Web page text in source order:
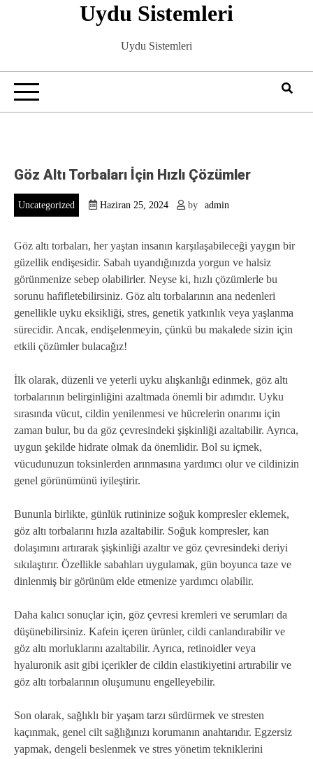
Uydu Sistemleri
Uydu Sistemleri
Göz Altı Torbaları İçin Hızlı Çözümler
Uncategorized Haziran 25, 2024 by admin
Göz altı torbaları, her yaştan insanın karşılaşabileceği yaygın bir
güzellik endişesidir. Sabah uyandığınızda yorgun ve halsiz
görünmenize sebep olabilirler. Neyse ki, hızlı çözümlerle bu
sorunu hafifletebilirsiniz. Göz altı torbalarının ana nedenleri
genellikle uyku eksikliği, stres, genetik yatkınlık veya yaşlanma
sürecidir. Ancak, endişelenmeyin, çünkü bu makalede sizin için
etkili çözümler bulacağız!
İlk olarak, düzenli ve yeterli uyku alışkanlığı edinmek, göz altı
torbalarının belirginliğini azaltmada önemli bir adımdır. Uyku
sırasında vücut, cildin yenilenmesi ve hücrelerin onarımı için
zaman bulur, bu da göz çevresindeki şişkinliği azaltabilir. Ayrıca,
uygun şekilde hidrate olmak da önemlidir. Bol su içmek,
vücudunuzun toksinlerden arınmasına yardımcı olur ve cildinizin
genel görünümünü iyileştirir.
Bununla birlikte, günlük rutininize soğuk kompresler eklemek,
göz altı torbalarını hızla azaltabilir. Soğuk kompresler, kan
dolaşımını artırarak şişkinliği azaltır ve göz çevresindeki deriyi
sıkılaştırır. Özellikle sabahları uygulamak, gün boyunca taze ve
dinlenmiş bir görünüm elde etmenize yardımcı olabilir.
Daha kalıcı sonuçlar için, göz çevresi kremleri ve serumları da
düşünebilirsiniz. Kafein içeren ürünler, cildi canlandırabilir ve
göz altı morluklarını azaltabilir. Ayrıca, retinoidler veya
hyaluronik asit gibi içerikler de cildin elastikiyetini artırabilir ve
göz altı torbalarının oluşumunu engelleyebilir.
Son olarak, sağlıklı bir yaşam tarzı sürdürmek ve stresten
kaçınmak, genel cilt sağlığınızı korumanın anahtarıdır. Egzersiz
yapmak, dengeli beslenmek ve stres yönetim tekniklerini